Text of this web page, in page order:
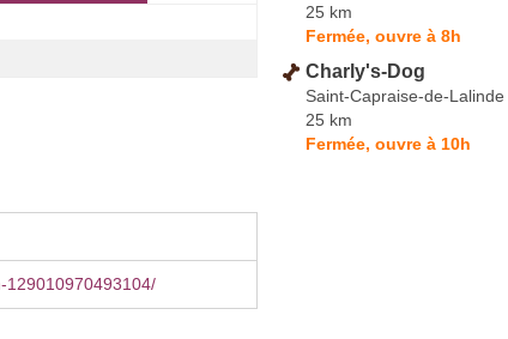
129010970493104/
25 km
Fermée, ouvre à 8h
Charly's-Dog
Saint-Capraise-de-Lalinde
25 km
Fermée, ouvre à 10h